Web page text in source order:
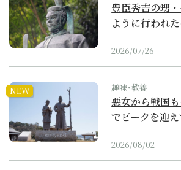
豊臣秀吉の甥
ように行われ
2026/07/26
NEW 趣味･教養
悪女から戦国も
でピークを迎
2026/08/02